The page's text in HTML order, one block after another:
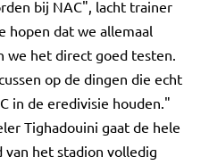
bij NAC", lacht trainer
hopen dat we allemaal
we het direct goed testen.
op de dingen die echt
in de eredivisie houden."
Tighadouini gaat de hele
het stadion volledig